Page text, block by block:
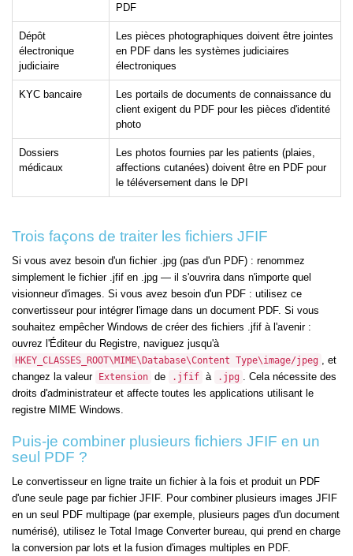
PDF
Dépôt
électronique
judiciaire
Les pièces photographiques doivent être jointes
en PDF dans les systèmes judiciaires
électroniques
KYC bancaire
Les portails de documents de connaissance du
client exigent du PDF pour les pièces d'identité
photo
Dossiers
médicaux
Les photos fournies par les patients (plaies,
affections cutanées) doivent être en PDF pour
le téléversement dans le DPI
Trois façons de traiter les fichiers JFIF
Si vous avez besoin d'un fichier .jpg (pas d'un PDF) : renommez
simplement le fichier .jfif en .jpg — il s'ouvrira dans n'importe quel
visionneur d'images. Si vous avez besoin d'un PDF : utilisez ce
convertisseur pour intégrer l'image dans un document PDF. Si vous
souhaitez empêcher Windows de créer des fichiers .jfif à l'avenir :
ouvrez l'Éditeur du Registre, naviguez jusqu'à
HKEY_CLASSES_ROOT\MIME\Database\Content Type\image/jpeg , et
changez la valeur
Extension de .jfif à .jpg . Cela nécessite des
droits d'administrateur et affecte toutes les applications utilisant le
registre MIME Windows.
Puis-je combiner plusieurs fichiers JFIF en un
seul PDF ?
Le convertisseur en ligne traite un fichier à la fois et produit un PDF
d'une seule page par fichier JFIF. Pour combiner plusieurs images JFIF
en un seul PDF multipage (par exemple, plusieurs pages d'un document
numérisé), utilisez le Total Image Converter bureau, qui prend en charge
la conversion par lots et la fusion d'images multiples en PDF.